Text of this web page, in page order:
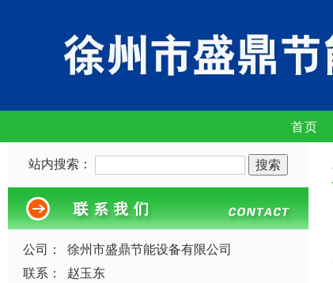
首页
站内搜索：
公司：
徐州市盛鼎节能设备有限公司
联系：
赵玉东